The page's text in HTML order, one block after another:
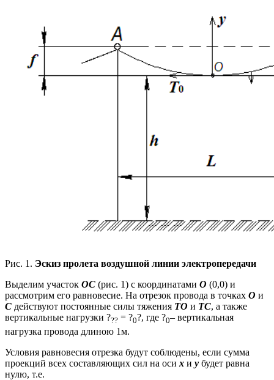
Рис. 1. Эскиз пролета воздушной линии электропередачи
Выделим участок ОС (рис. 1) с координатами О (0,0) и
рассмотрим его равновесие. На отрезок провода в точках О и
С действуют постоянные силы тяжения ТО и ТС, а также
вертикальные нагрузки ??? = ?0?, где ?0– вертикальная
нагрузка провода длиною 1м.
Условия равновесия отрезка будут соблюдены, если сумма
проекций всех составляющих сил на оси х и у будет равна
нулю, т.е.